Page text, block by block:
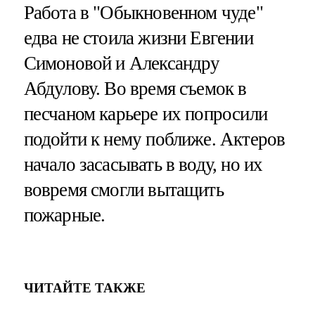
Работа в "Обыкновенном чуде"
едва не стоила жизни Евгении
Симоновой и Александру
Абдулову. Во время съемок в
песчаном карьере их попросили
подойти к нему поближе. Актеров
начало засасывать в воду, но их
вовремя смогли вытащить
пожарные.
ЧИТАЙТЕ ТАКЖЕ